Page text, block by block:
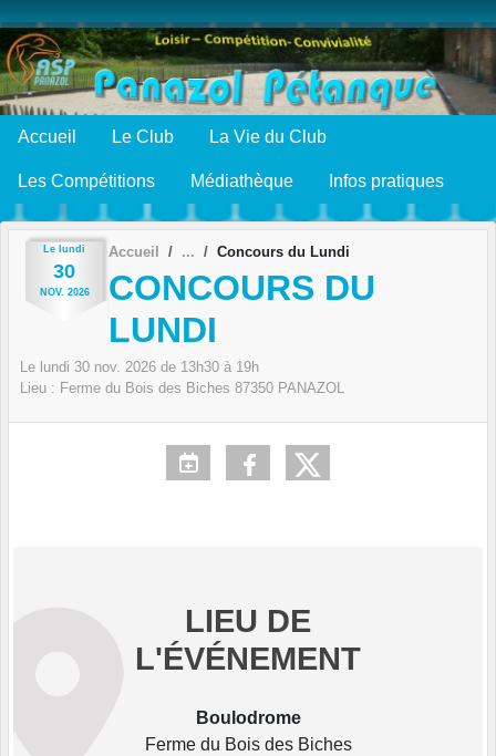
Accueil Le Club La Vie du Club
Les Compétitions Médiathèque Infos pratiques
Le lundi
30
NOV. 2026
Accueil Concours du Lundi
CONCOURS DU
LUNDI
Le lundi 30 nov. 2026 de 13h30 à 19h
Lieu : Ferme du Bois des Biches 87350 PANAZOL
LIEU DE
L'ÉVÉNEMENT
Boulodrome
Ferme du Bois des Biches